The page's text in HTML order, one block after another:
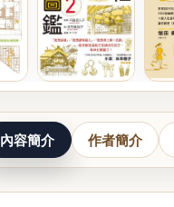
內容簡介 作者簡介